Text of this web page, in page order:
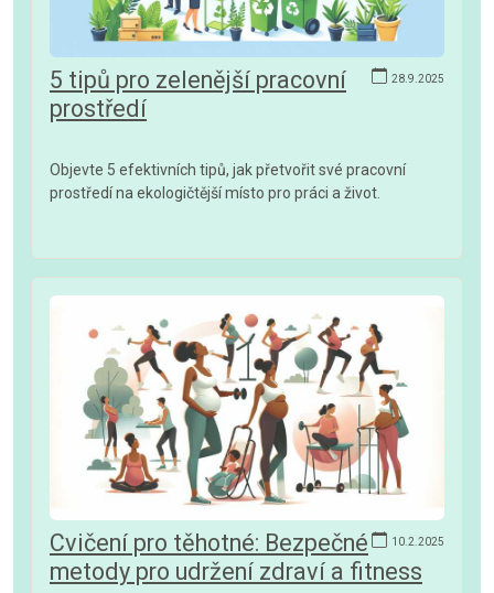
28.9.2025
5 tipů pro zelenější pracovní
prostředí
Objevte 5 efektivních tipů, jak přetvořit své pracovní
prostředí na ekologičtější místo pro práci a život.
10.2.2025
Cvičení pro těhotné: Bezpečné
metody pro udržení zdraví a fitness